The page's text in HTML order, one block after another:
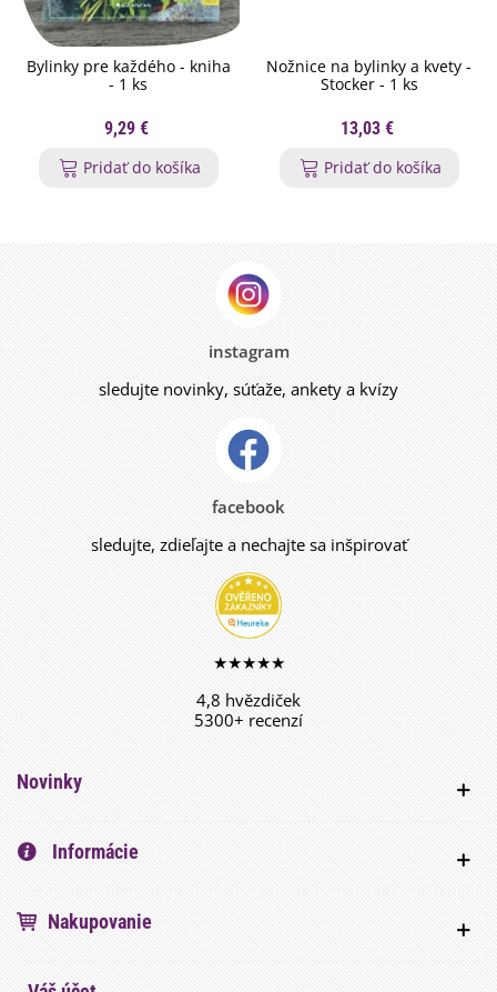
Bylinky pre každého - kniha
- 1 ks
9,29 €
Pridať do košíka
Nožnice na bylinky a kvety -
Stocker - 1 ks
13,03 €
Pridať do košíka
instagram
sledujte novinky, súťaže, ankety a kvízy
facebook
sledujte, zdieľajte a nechajte sa inšpirovať
★★★★★
4,8 hvězdiček
5300+ recenzí
Novinky
Informácie
Nakupovanie